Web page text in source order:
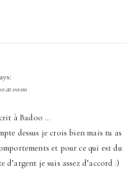
at 00:00
à Badoo …
dessus je crois bien mais tu as
et pour ce qui est du
d’argent je suis assez d’accord :)